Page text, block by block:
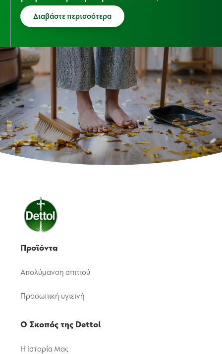
Διαβάστε περισσότερα
Προϊόντα
Απολύμανση σπιτιού
Προσωπική υγιεινή
Ο Σκοπός της Dettol
Η Ιστορία Μας